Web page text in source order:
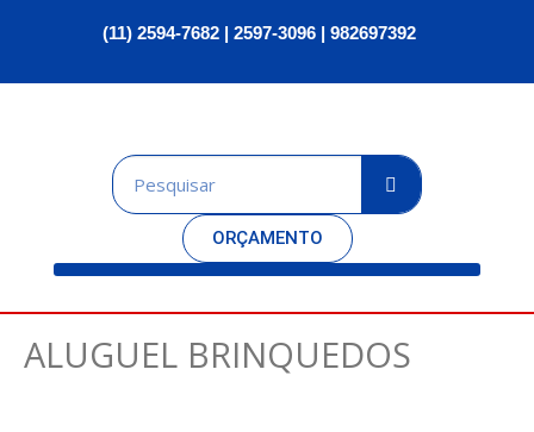
(11) 2594-7682 | 2597-3096 | 982697392
ORÇAMENTO
ALUGUEL BRINQUEDOS